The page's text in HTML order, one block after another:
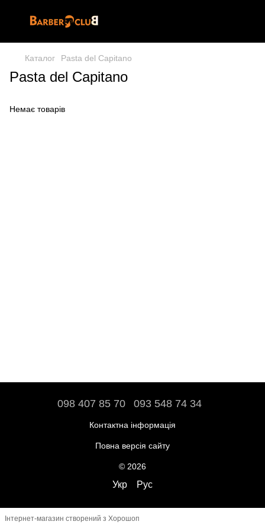
Каталог Pasta del Capitano
Pasta del Capitano
Немає товарів
098 407 85 70 093 548 74 34
Контактна інформація
Повна версія сайту
© 2026
Укр Рус
Інтернет-магазин створений з Хорошоп